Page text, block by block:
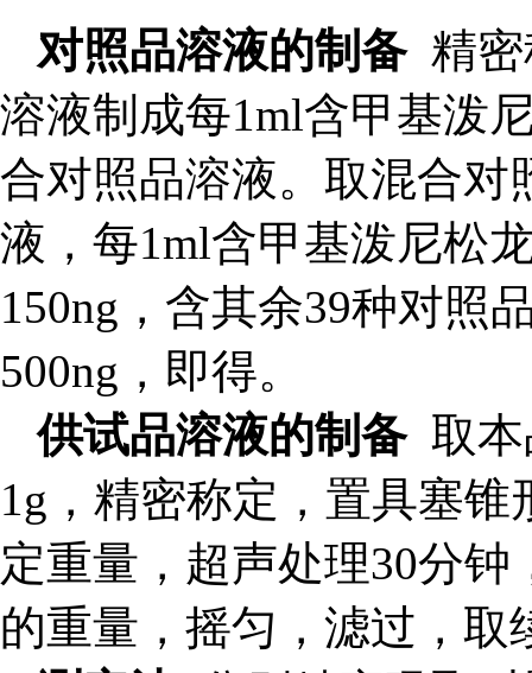
对照品溶液的制备 精
溶液制成每1ml含甲基泼
合对照品溶液。取混合对
液，每1ml含甲基泼尼松
150ng ，含其余39种对照
500ng ，即得。
供试品溶液的制备 取
1g ，精密称定，置具塞
定重量，超声处理30分钟
的重量，摇匀，滤过，取